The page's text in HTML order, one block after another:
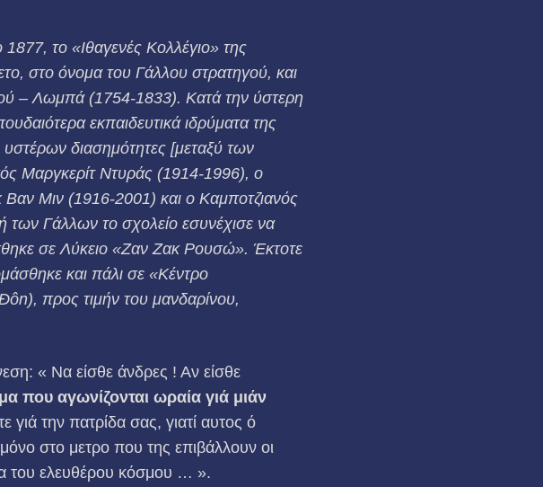
1877, το «Ιθαγενές Κολλέγιο» της
στο όνομα του Γάλλου στρατηγού, και
– Λωμπά(1754-1833). Κατά την ύστερη
εκπαιδευτικά ιδρύματα της
διασημότητες [μεταξύ των
Μαργκερίτ Ντυράς (1914-1996), ο
Μιν (1916-2001) και ο Καμποτζιανός
Γάλλων το σχολείο εσυνέχισε να
σε Λύκειο «Ζαν Ζακ Ρουσώ». Έκτοτε
και πάλι σε «Κέντρο
n), προς τιμήν του μανδαρίνου,
« Να είσθε άνδρες ! Αν είσθε
που αγωνίζονται ωραία γιά μιάν
την πατρίδα σας, γιατί αυτος ό
στο μετρο που της επιβάλλουν οι
του ελευθέρου κόσμου … ».